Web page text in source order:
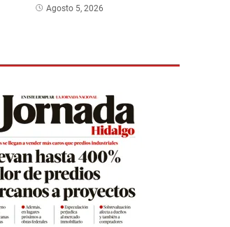
Agosto 5, 2026